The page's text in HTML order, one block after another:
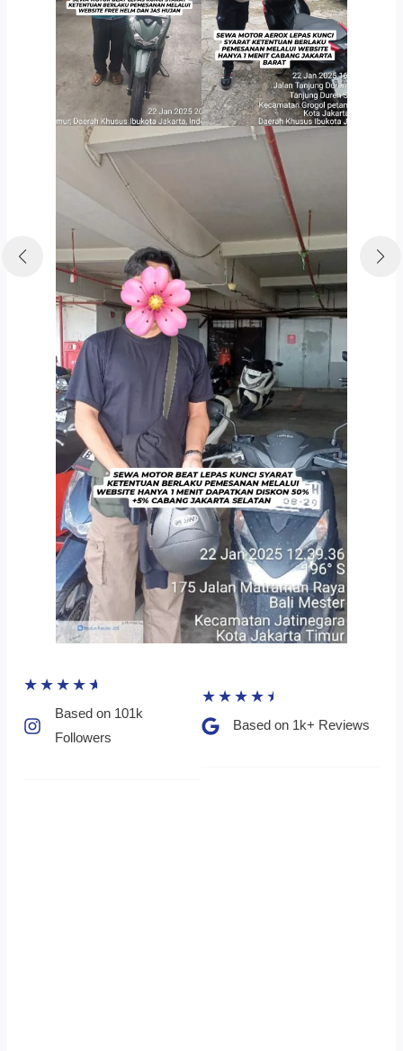
★ ★ ★ ★ ★
Based on 101k
Followers​
★ ★ ★ ★ ★
Based on 1k+ Reviews​